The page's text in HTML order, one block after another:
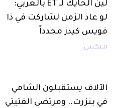
لين الحايك لـ ET بالعربي:
لو عاد الزمن لشاركت في ذا
فويس كيدز مجدداً
ميكس
الآلاف يستقبلون الشامي
في بنزرت.. ومرتضى الفتيتي